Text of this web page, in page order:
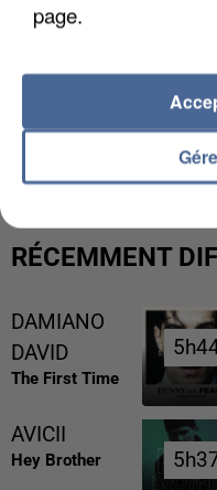
L’UN DES
MAFIA INTERPELLÉ
RÉCEMMENT
DAMIANO
DAVID
The First Time
AVICII
Hey Brother
page.